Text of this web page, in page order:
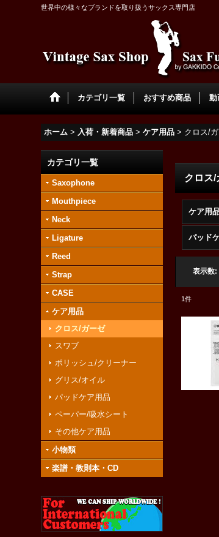
世界中の様々なブランドを取り扱うサックス専門店
カテゴリ一覧 おすすめ商品 動
ホーム > 入荷・新着商品 > ケア用品 > クロス/
カテゴリ一覧
Saxophone
Mouthpiece
Neck
Ligature
Reed
Strap
CASE
ケア用品
クロス/ガーゼ
スワブ
ポリッシュ/クリーナー
グリス/オイル
パッドケア用品
ペーパー/吸水シート
その他ケア用品
小物類
楽譜・教則本・CD
クロス/
ケア用
パッド
表示数:
1件